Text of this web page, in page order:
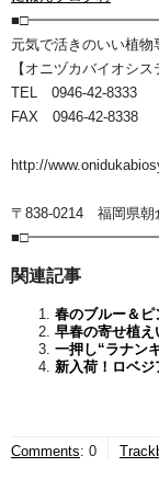
元気で活きのいい植物
【オニヅカバイオシス
TEL 0946-42-8333
FAX 0946-42-8338
http://
〒838-0214 福岡県朝
関連記事
春のブルー＆ピ
早春の寄せ植え
一押し“ラナン
新入荷！ロベジ
Comments: 0